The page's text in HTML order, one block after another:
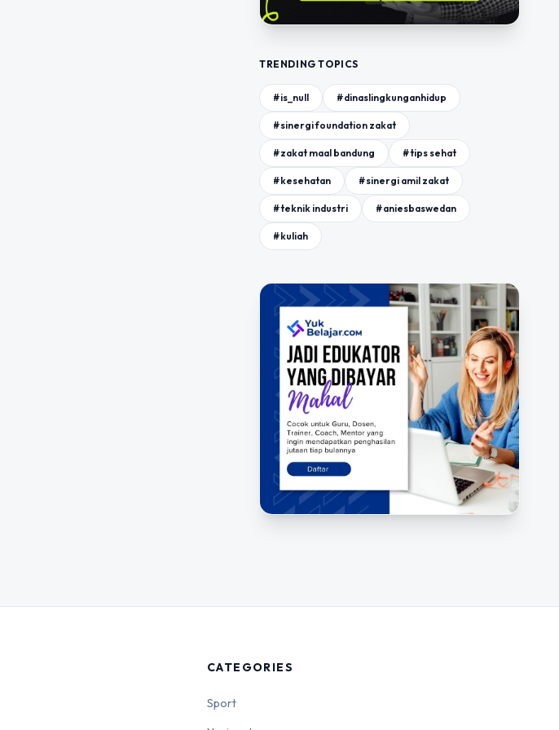
TRENDING TOPICS
#is_null #dinaslingkunganhidup
#sinergi foundation zakat
#zakat maal bandung #tips sehat
#kesehatan #sinergi amil zakat
#teknik industri #aniesbaswedan
#kuliah
CATEGORIES
Sport